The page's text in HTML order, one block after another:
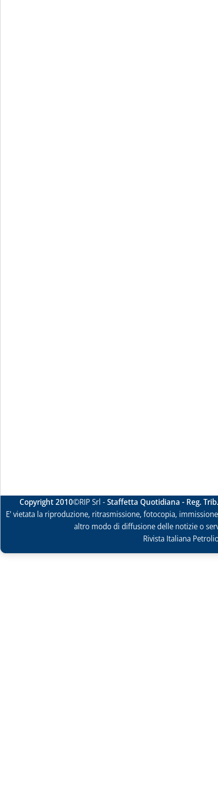
Copyright 2010©RIP Srl -Staffetta Quotidiana - Reg.
E' vietata la riproduzione, ritrasmissione, fotocopia,
altro modo di diffusione delle notizie o
Rivista Italiana